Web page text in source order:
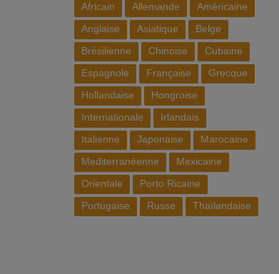
Africain Allemande
Américaine
Anglaise
Asiatique
Belge
Brésilienne
Chinoise
Cubaine
Espagnole
Française
Grecque
Hollandaise
Hongroise
Internationale
Irlandais
Italienne
Japonaise
Marocaine
Mediterranéenne
Mexicaine
Orientale
Porto Ricaine
Portugaise
Russe Thaïlandaise